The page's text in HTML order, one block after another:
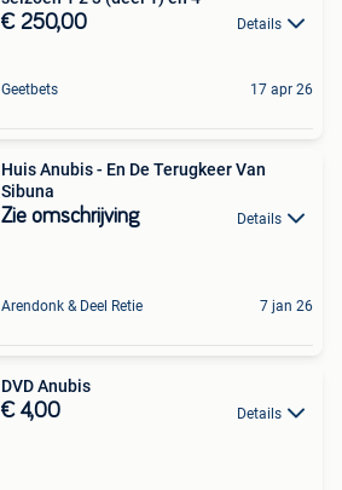
€ 250,00 Details
Geetbets 17 apr 26
Huis Anubis - En De Terugkeer Van
Sibuna
Zie omschrijving Details
Arendonk & Deel Retie 7 jan 26
DVD Anubis
€ 4,00 Details